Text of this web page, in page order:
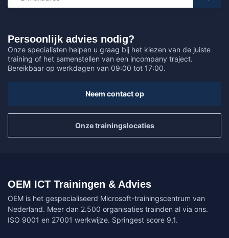
Persoonlijk advies nodig?
Onze specialisten helpen u graag bij het kiezen van de juiste
training of het samenstellen van een incompany traject.
Bereikbaar op werkdagen van 09:00 tot 17:00.
Neem contact op
Onze trainingslocaties
OEM ICT Trainingen & Advies
OEM is het gespecialiseerd Microsoft-trainingscentrum van
Nederland. Meer dan 2.500 organisaties trainden al via ons.
ISO 9001 en 27001 werkwijze. Springest score 9,1.